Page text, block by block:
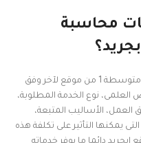
محاسبة
تختلف وتتباين تكلفة حل واجبات محاسبة متوسطة 1 من موقع لآخر وفق
نوع الخدمة المطلوبة،
الأساليب المتبعة،
يمكنها التأثير على تكلفة هذه